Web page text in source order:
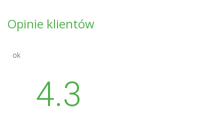
Opinie klientów
ok
4.3